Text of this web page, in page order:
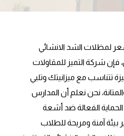
لمظلات الشد الانشائي
شركة التميز للمقاولات
تتناسب مع ميزانيتك وتلبي
نحن نعلم أن المدارس
الفعالة ضد أشعة
آمنة ومريحة للطلاب